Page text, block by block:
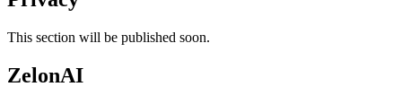
This section will be published soon.
ZelonAI